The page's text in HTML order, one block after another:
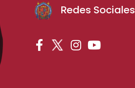
Redes Sociales